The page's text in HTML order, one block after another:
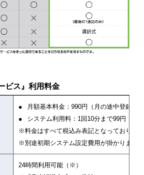
ビス』利用料金
月額基本料金：990円（月の途中登録の
システム利用料：1回10分まで99円（10
※料金はすべて税込み表記となっておりま
※別途初期システム設定費用が掛かります。
24時間利用可能（※）